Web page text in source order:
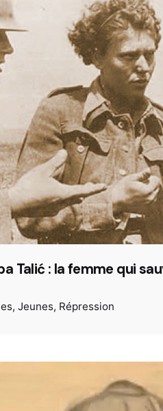
Talić : la femme qui
Jeunes Répression